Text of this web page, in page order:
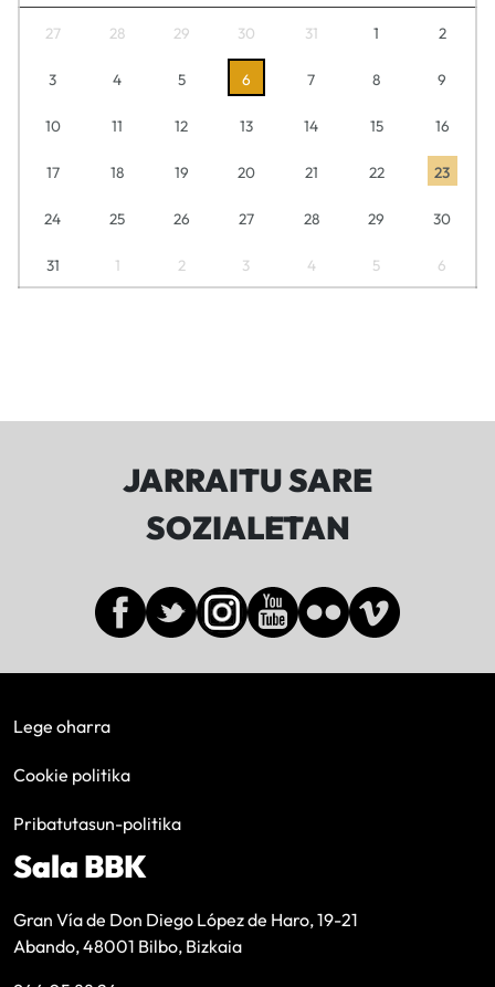
27 28 29 30 31 1 2
3 4 5 6 7 8 9
10 11 12 13 14 15 16
17 18 19 20 21 22 23
24 25 26 27 28 29 30
31 1 2 3 4 5 6
JARRAITU SARE
SOZIALETAN
Lege oharra
Cookie politika
Pribatutasun-politika
Sala BBK
Gran Vía de Don Diego López de Haro, 19-21
Abando, 48001 Bilbo, Bizkaia